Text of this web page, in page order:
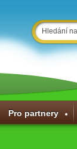
Pro partnery